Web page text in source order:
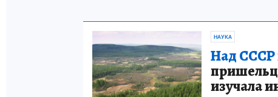
НАУКА
Над СССР
изучала